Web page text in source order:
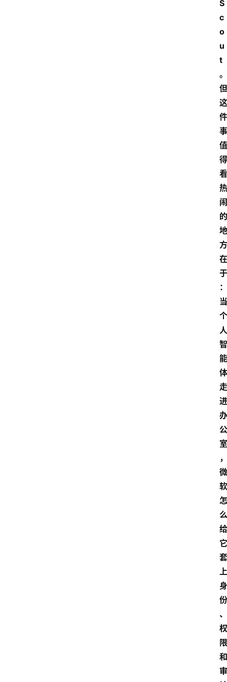
S
c
o
u
t
。
但
这
件
事
值
得
看
热
闹
的
地
方
在
于
：
当
个
人
智
能
体
走
进
办
公
室
，
微
软
怎
么
给
它
套
上
身
份
、
权
限
和
审